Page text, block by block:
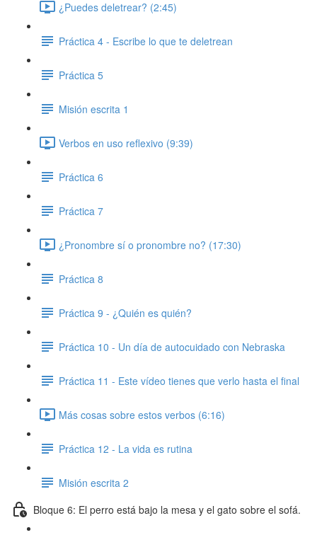
¿Puedes deletrear? (2:45)
Práctica 4 - Escribe lo que te deletrean
Práctica 5
Misión escrita 1
Verbos en uso reflexivo (9:39)
Práctica 6
Práctica 7
¿Pronombre sí o pronombre no? (17:30)
Práctica 8
Práctica 9 - ¿Quién es quién?
Práctica 10 - Un día de autocuidado con Nebraska
Práctica 11 - Este vídeo tienes que verlo hasta el final
Más cosas sobre estos verbos (6:16)
Práctica 12 - La vida es rutina
Misión escrita 2
Bloque 6: El perro está bajo la mesa y el gato sobre el sofá.